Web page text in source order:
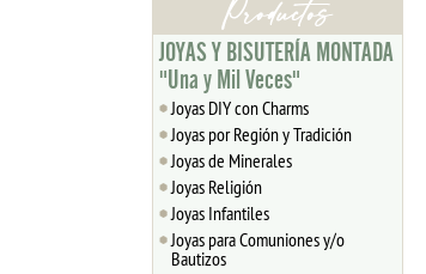
JOYAS Y BISUTERÍA MONTADA
"Una y Mil Veces"
Joyas DIY con Charms
Joyas por Región y Tradición
Joyas de Minerales
Joyas Religión
Joyas Infantiles
Joyas para Comuniones y/o
Bautizos